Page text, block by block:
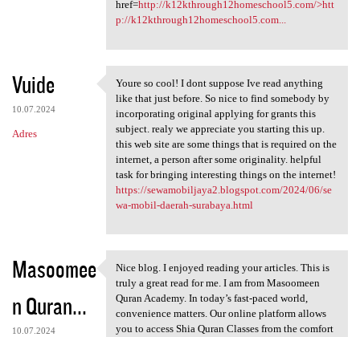
href=http://k12kthrough12homeschool5.com/>htt
p://k12kthrough12homeschool5.com...
Vuide
10.07.2024
Adres
Youre so cool! I dont suppose
Youre so cool! I dont suppose Ive read anything
like that just before. So nice to find somebody by
incorporating original applying for grants this
subject. realy we appreciate you starting this up.
this web site are some things that is required on the
internet, a person after some originality. helpful
task for bringing interesting things on the internet!
https://sewamobiljaya2.blogspot.com/2024/06/se
wa-mobil-daerah-surabaya.html
Masoomee
n Quran...
10.07.2024
Nice blog. I enjoyed reading
Nice blog. I enjoyed reading your articles. This is
truly a great read for me. I am from Masoomeen
Quran Academy. In today’s fast-paced world,
convenience matters. Our online platform allows
you to access Shia Quran Classes from the comfort